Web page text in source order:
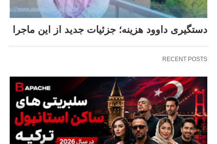
دستگیری داوود هزینه؛ جزئیات جدید از این ماجرا
RECENT POSTS